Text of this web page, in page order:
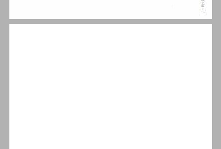
תוכן העניינים ... 5